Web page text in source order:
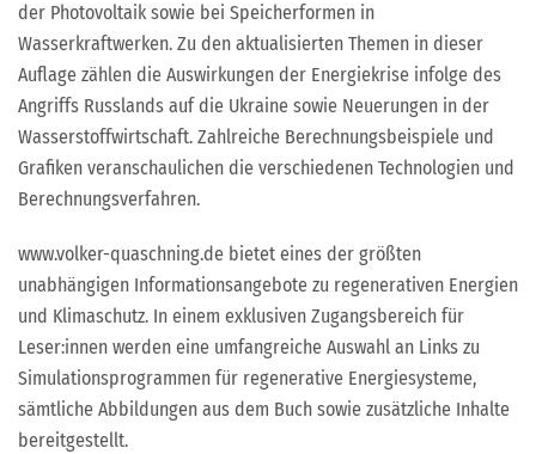
der Photovoltaik sowie bei Speicherformen in
Wasserkraftwerken. Zu den aktualisierten Themen in dieser
Auflage zählen die Auswirkungen der Energiekrise infolge des
Angriffs Russlands auf die Ukraine sowie Neuerungen in der
Wasserstoffwirtschaft. Zahlreiche Berechnungsbeispiele und
Grafiken veranschaulichen die verschiedenen Technologien und
Berechnungsverfahren.
www.volker-quaschning.de bietet eines der größten
unabhängigen Informationsangebote zu regenerativen Energien
und Klimaschutz. In einem exklusiven Zugangsbereich für
Leser:innen werden eine umfangreiche Auswahl an Links zu
Simulationsprogrammen für regenerative Energiesysteme,
sämtliche Abbildungen aus dem Buch sowie zusätzliche Inhalte
bereitgestellt.